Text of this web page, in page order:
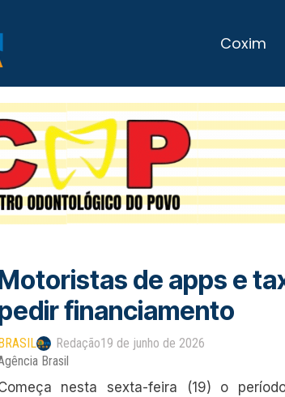
Coxim
de apps e
financiamento
BRASIL Redação19 de junho de 2026
Brasil
nesta sexta-feira (19) o